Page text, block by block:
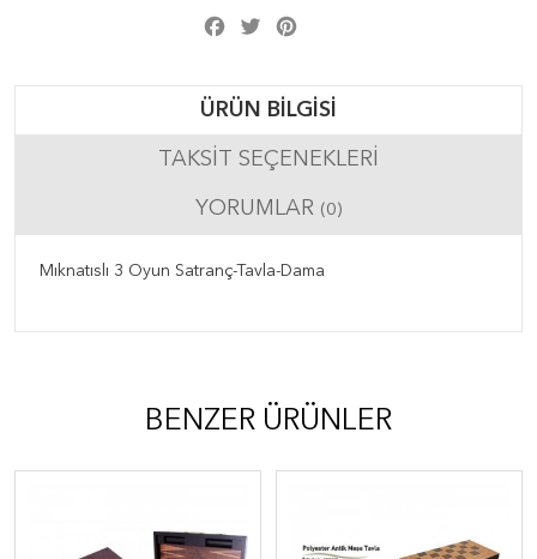
Facebook
Twitter
ÜRÜN BILGISI
TAKSIT SEÇENEKLERI
YORUMLAR (0)
Mıknatıslı 3 Oyun Satranç-Tavla-Dama
BENZER ÜRÜNLER